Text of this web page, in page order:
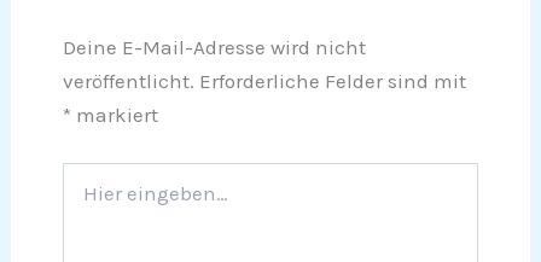
Deine E-Mail-Adresse wird nicht
veröffentlicht. Erforderliche Felder sind mit
* markiert
eingeben…